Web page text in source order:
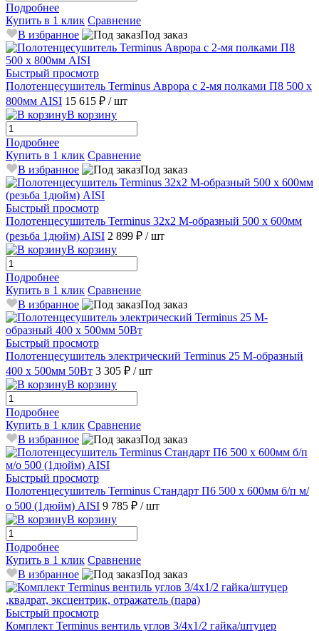
Подробнее
Купить в 1 клик Сравнение
В избранное
Под заказ
Быстрый просмотр
Полотенцесушитель Terminus Аврора с 2-мя полками П8 500 х
800мм AISI 15 615 ₽ / шт
В корзину
Подробнее
Купить в 1 клик Сравнение
В избранное
Под заказ
Быстрый просмотр
Полотенцесушитель Terminus 32x2 M-образный 500 х 600мм
(резьба 1дюйм) AISI 2 899 ₽ / шт
В корзину
Подробнее
Купить в 1 клик Сравнение
В избранное
Под заказ
Быстрый просмотр
Полотенцесушитель электрический Terminus 25 M-образный
400 х 500мм 50Вт 3 305 ₽ / шт
В корзину
Подробнее
Купить в 1 клик Сравнение
В избранное
Под заказ
Быстрый просмотр
Полотенцесушитель Terminus Стандарт П6 500 х 600мм б/п м/
о 500 (1дюйм) AISI 9 785 ₽ / шт
В корзину
Подробнее
Купить в 1 клик Сравнение
В избранное
Под заказ
Быстрый просмотр
Комплект Terminus вентиль углов 3/4х1/2 гайка/штуцер